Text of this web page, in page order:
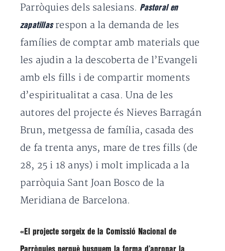
Parròquies dels salesians. Pastoral en
zapatillasrespon a la demanda de les
famílies de comptar amb materials que
les ajudin a la descoberta de l’Evangeli
amb els fills i de compartir moments
d’espiritualitat a casa. Una de les
autores del projecte és Nieves Barragán
Brun, metgessa de família, casada des
de fa trenta anys, mare de tres fills (de
28, 25 i 18 anys) i molt implicada a la
parròquia Sant Joan Bosco de la
Meridiana de Barcelona.
«El projecte sorgeix de la Comissió Nacional de
Parròquies perquè busquem la forma d’apropar la